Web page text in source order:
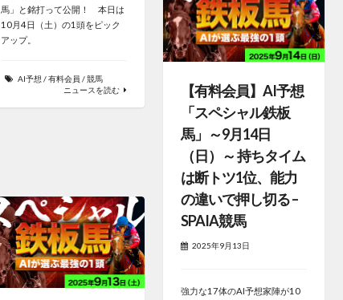
馬」と銘打って公開！ 本日は
10月4日（土）の1頭をピック
アップ。
AI予想 /有料会員 /競馬
ニュースを読む
【有料会員】AI予想
「スペシャル鉄板
馬」～9月14日
（日）～ 持ちタイム
は断トツ1位、能力
の違いで押し切る –
SPAIA競馬
2025年9月13日
強力な17体のAI予想家陣が10